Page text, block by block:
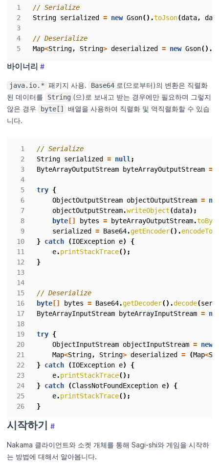
3
4
5
// Serialize
String serialized = new Gson().toJson(data,
// Deserialize
Map<String, String> deserialized = new Gson().
바이너리 #
java.io.* 패키지 사용. Base64 로(으로부터)의 변환은 직렬화
된 데이터를
String (으)로 보내고 받는 경우에만 필요하며 그렇지
않은 경우
byte[]
배열을 사용하여 직렬화 및 역직렬화할 수 있습
니다.
3
4
5
6
7
8
9
10
13
14
15
16
17
18
19
20
23
24
25
26
// Serialize
String serialized = null ;
ByteArrayOutputStream
byteArrayOutputStream =
try {
ObjectOutputStream objectOutputStream =
objectOutputStream.writeObject(data);
byte [] bytes = byteArrayOutputStream.
serialized
= Base64.getEncoder().
} catch (IOException e)
{
e.printStackTrace();
}
// Deserialize
byte [] bytes = Base64.getDecoder().decode(
ByteArrayInputStream
byteArrayInputStream =
try {
ObjectInputStream objectInputStream = new
Map<String, String> deserialized = (Map<
} catch (IOException e)
{
e.printStackTrace();
} catch (ClassNotFoundException e)
{
e.printStackTrace();
}
시작하기 #
Nakama 클라이언트와 소켓 개체를 통해 Sagi-shi와 게임을 시작하
는 방법에 대해서 알아봅니다.